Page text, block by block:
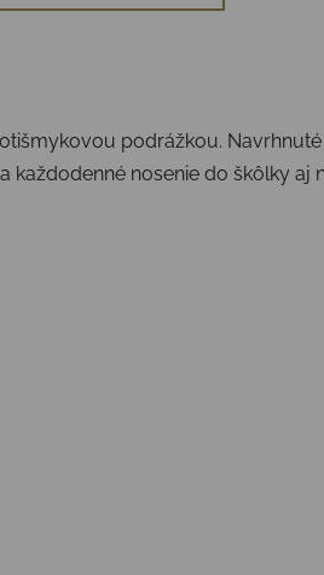
podrážkou.
nosenie do škôlky aj